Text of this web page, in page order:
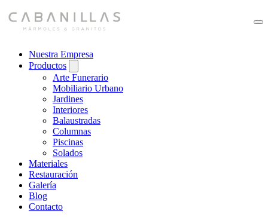
Nuestra Empresa
Productos
Arte Funerario
Mobiliario Urbano
Jardines
Interiores
Balaustradas
Columnas
Piscinas
Solados
Materiales
Restauración
Galería
Blog
Contacto